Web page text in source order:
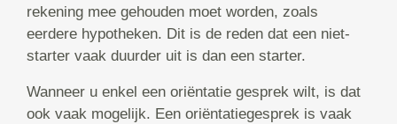
rekening mee gehouden moet worden, zoals
eerdere hypotheken. Dit is de reden dat een niet-
starter vaak duurder uit is dan een starter.
Wanneer u enkel een oriëntatie gesprek wilt, is dat
ook vaak mogelijk. Een oriëntatiegesprek is vaak